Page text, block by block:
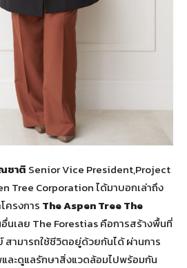
ชาติ Senior Vice President,Project
Tree Corporation ได้มาบอกเล่าถึง
รงการ The Aspen Tree The
อื่นเลย The Forestias คือการสร้างพื้นที่
สามารถใช้ชีวิตอยู่ด้วยกันได้ ผ่านการ
ะดูแลรักษาสิ่งแวดล้อมไปพร้อมกัน